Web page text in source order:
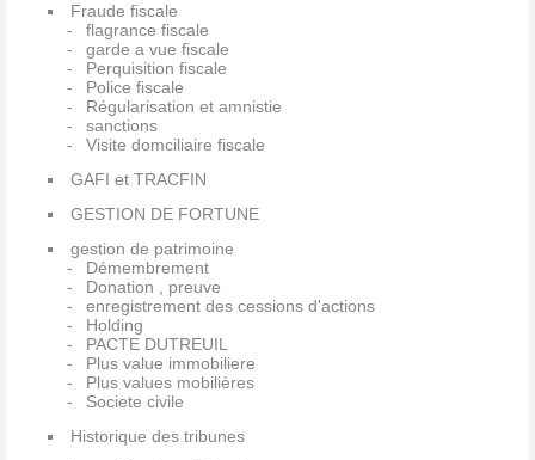
Fraude fiscale
flagrance fiscale
garde a vue fiscale
Perquisition fiscale
Police fiscale
Régularisation et amnistie
sanctions
Visite domciliaire fiscale
GAFI et TRACFIN
GESTION DE FORTUNE
gestion de patrimoine
Démembrement
Donation , preuve
enregistrement des cessions d'actions
Holding
PACTE DUTREUIL
Plus value immobiliere
Plus values mobilières
Societe civile
Historique des tribunes